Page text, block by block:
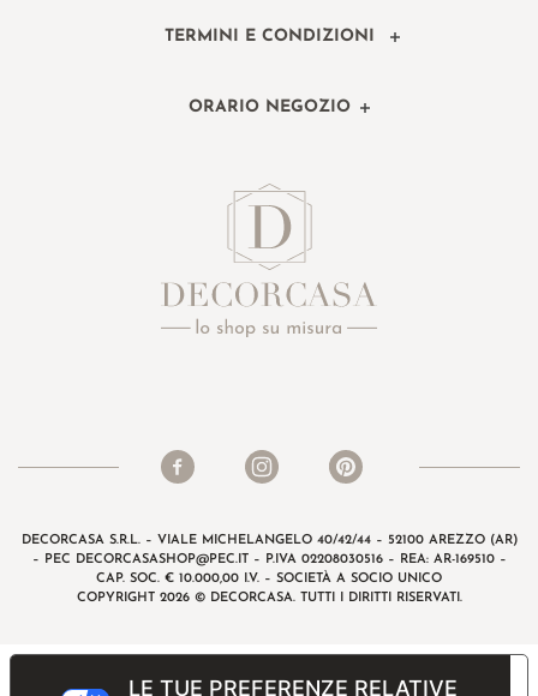
TERMINI E CONDIZIONI
ORARIO NEGOZIO
DECORCASA S.R.L. – VIALE MICHELANGELO 40/42/44 – 52100 AREZZO (AR)
– PEC DECORCASASHOP@PEC.IT– P.IVA 02208030516 – REA: AR-169510 –
CAP. SOC. € 10.000,00 I.V. – SOCIETÀ A SOCIO UNICO
COPYRIGHT 2026 © DECORCASA. TUTTI I DIRITTI RISERVATI.
LE TUE PREFERENZE RELATIVE